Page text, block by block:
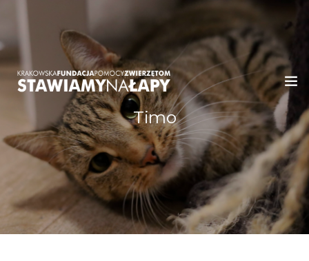
WITAMY!
O NAS
ADOPCJE
OGŁOSZENIA
Timo